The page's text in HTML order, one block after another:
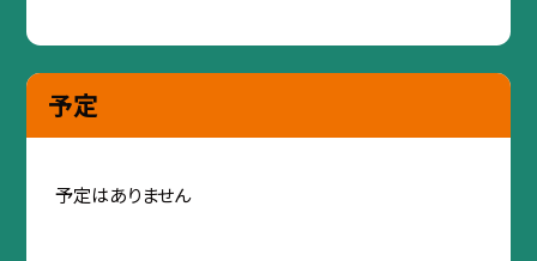
予定
予定はありません